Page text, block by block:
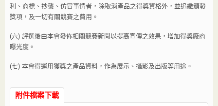
利、商標、抄襲、仿冒事情者，除取消產品之得獎資格外，並追繳頒發
獎項，及一切有關競賽之費用。
(六) 評選後由本會發佈相關競賽新聞以提高宣傳之效果，增加得獎廠商
曝光度。
(七) 本會得運用獲獎之產品資料，作為展示、攝影及出版等用途。
附件檔案下載